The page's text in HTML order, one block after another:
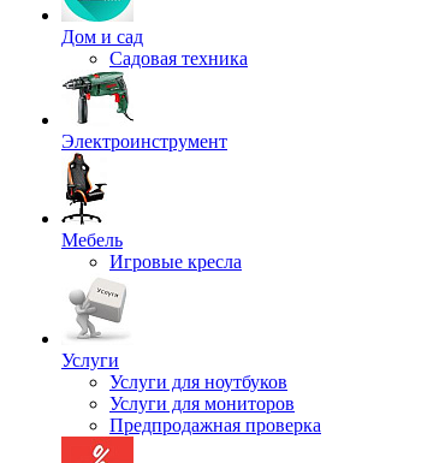
Дом и сад
Садовая техника
Электроинструмент
Мебель
Игровые кресла
Услуги
Услуги для ноутбуков
Услуги для мониторов
Предпродажная проверка